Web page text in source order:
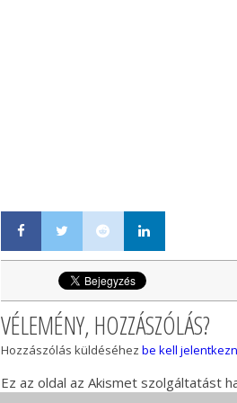
VÉLEMÉNY, HOZZÁSZÓLÁS?
Hozzászólás küldéséhez be kell
Ez az oldal az Akismet szolgáltatást